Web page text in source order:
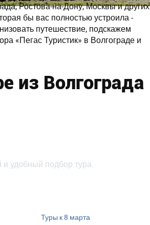
Ростова-на-Дону, Москвы и других
бы вас полностью устроила -
путешествие, подскажем
«Пегас Туристик» в Волгограде и
из Волгограда
удобный подбор тура.
Туры к 8 марта